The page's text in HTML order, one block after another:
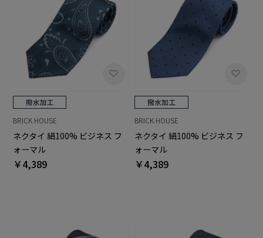
BRICK HOUSE
ネクタイ 絹100% ビジネス フ
ォーマル
￥4,389
BRICK HOUSE
ネクタイ 絹100% ビジネス フ
ォーマル
￥4,389